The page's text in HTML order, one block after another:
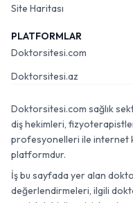
Site Haritası
PLATFORMLAR
Doktorsitesi.com
Doktorsitesi.az
Doktorsitesi.com sağlık
diş hekimleri,
profesyonelleri ile internet
platformdur.
İş bu sayfada yer alan
değerlendirmeleri, ilgili